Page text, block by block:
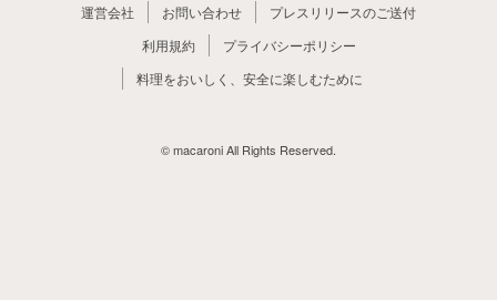
運営会社
お問い合わせ
プレスリリースのご送付
利用規約
プライバシーポリシー
料理をおいしく、安全に楽しむために
© macaroni All Rights Reserved.